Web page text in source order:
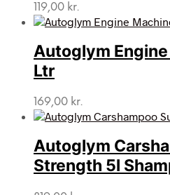
119,00 kr.
Autoglym
Ltr
169,00 kr.
Autoglym
Strength 5l